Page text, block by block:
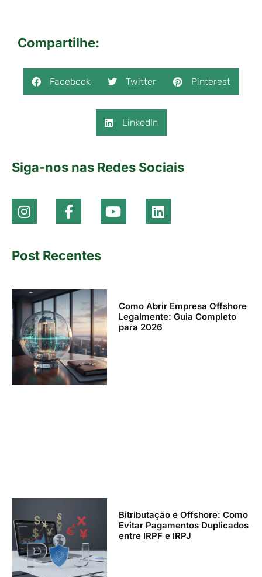
Compartilhe:
Facebook Twitter Pinterest
LinkedIn
Siga-nos nas Redes Sociais
Post Recentes
Como Abrir Empresa Offshore
Legalmente: Guia Completo
para 2026
Bitributação e Offshore: Como
Evitar Pagamentos Duplicados
entre IRPF e IRPJ